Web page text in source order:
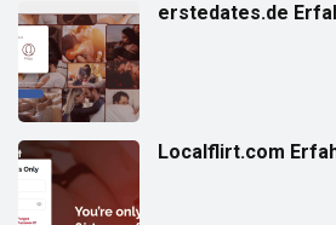
erstedates.de
Localflirt.com